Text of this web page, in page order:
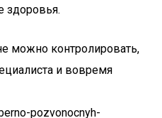
здоровья.
можно контролировать,
и вовремя
pozvonocnyh-